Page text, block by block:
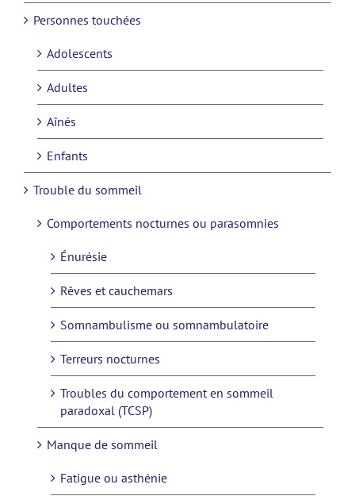
Personnes touchées
Adolescents
Adultes
Aînés
Enfants
Trouble du sommeil
Comportements nocturnes ou parasomnies
Énurésie
Rêves et cauchemars
Somnambulisme ou somnambulatoire
Terreurs nocturnes
Troubles du comportement en sommeil
paradoxal (TCSP)
Manque de sommeil
Fatigue ou asthénie